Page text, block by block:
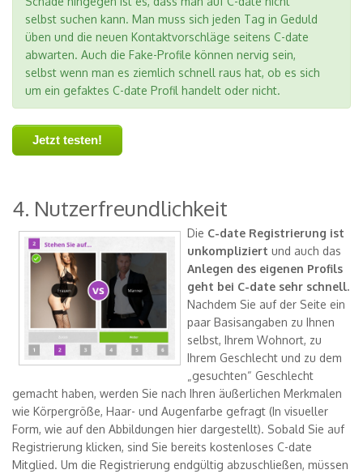
selbst suchen kann. Man muss sich jeden Tag in Geduld
üben und die neuen Kontaktvorschläge seitens C-date
abwarten. Auch die Fake-Profile können nervig sein,
selbst wenn man es ziemlich schnell raus hat, ob es sich
um ein gefaktes C-date Profil handelt oder nicht.
Jetzt testen!
4. Nutzerfreundlichkeit
Die C-date Registrierung ist
unkompliziert und auch das
Anlegen des eigenen Profils
geht bei C-date sehr schnell.
Nachdem Sie auf der Seite ein
paar Basisangaben zu Ihnen
selbst, Ihrem Wohnort, zu
Ihrem Geschlecht und zu dem
„gesuchten“ Geschlecht
gemacht haben, werden Sie nach Ihren äußerlichen Merkmalen
wie Körpergröße, Haar- und Augenfarbe gefragt (In visueller
Form, wie auf den Abbildungen hier dargestellt). Sobald Sie auf
Registrierung klicken, sind Sie bereits kostenloses C-date
Mitglied. Um die Registrierung endgültig abzuschließen, müssen